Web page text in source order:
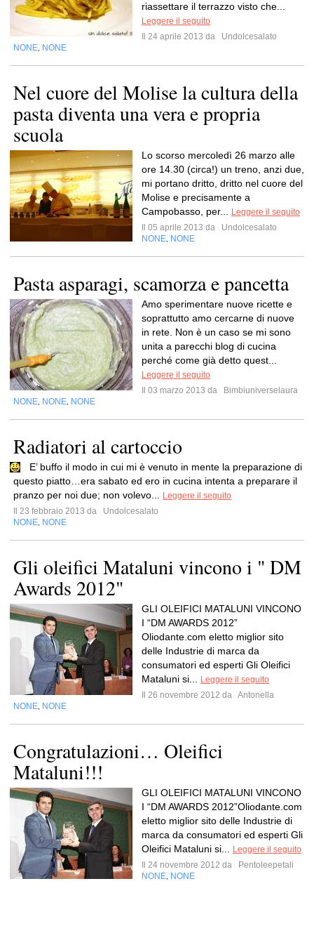
riassettare il terrazzo visto che...
Leggere il seguito
Il 24 aprile 2013 da
Undolcesalato
NONE NONE
Nel cuore del Molise la cultura della
pasta diventa una vera e propria
scuola
Lo scorso mercoledì 26 marzo alle
ore 14.30 (circa!) un treno, anzi due,
mi portano dritto, dritto nel cuore del
Molise e precisamente a
Campobasso, per...
Leggere il seguito
Il 05 aprile 2013 da
Undolcesalato
NONE NONE
Pasta asparagi, scamorza e pancetta
Amo sperimentare nuove ricette e
soprattutto amo cercarne di nuove
in rete. Non è un caso se mi sono
unita a parecchi blog di cucina
perché come già detto quest...
Leggere il seguito
Il 03 marzo 2013 da
Bimbiuniverselaura
NONE NONE NONE
Radiatori al cartoccio
E’ buffo il modo in cui mi è venuto in mente la preparazione di
questo piatto…era sabato ed ero in cucina intenta a preparare il
pranzo per noi due; non volevo...
Leggere il seguito
Il 23 febbraio 2013 da
Undolcesalato
NONE NONE
Gli oleifici Mataluni vincono i " DM
Awards 2012"
GLI OLEIFICI MATALUNI VINCONO
I “DM AWARDS 2012”
Oliodante.com eletto miglior sito
delle Industrie di marca da
consumatori ed esperti Gli Oleifici
Mataluni si...
Leggere il seguito
Il 26 novembre 2012 da Antonella
NONE NONE
Congratulazioni… Oleifici
Mataluni!!!
GLI OLEIFICI MATALUNI VINCONO
I “DM AWARDS 2012”Oliodante.com
eletto miglior sito delle Industrie di
marca da consumatori ed esperti Gli
Oleifici Mataluni si...
Leggere il seguito
Il 24 novembre 2012 da
Pentoleepetali
NONE NONE